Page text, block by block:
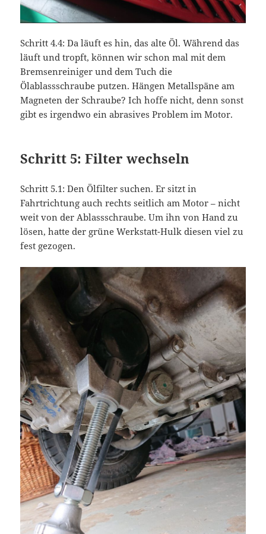
Schritt 4.4: Da läuft es hin, das alte Öl. Während das
läuft und tropft, können wir schon mal mit dem
Bremsenreiniger und dem Tuch die
Ölablassschraube putzen. Hängen Metallspäne am
Magneten der Schraube? Ich hoffe nicht, denn sonst
gibt es irgendwo ein abrasives Problem im Motor.
Schritt 5: Filter wechseln
Schritt 5.1: Den Ölfilter suchen. Er sitzt in
Fahrtrichtung auch rechts seitlich am Motor – nicht
weit von der Ablassschraube. Um ihn von Hand zu
lösen, hatte der grüne Werkstatt-Hulk diesen viel zu
fest gezogen.